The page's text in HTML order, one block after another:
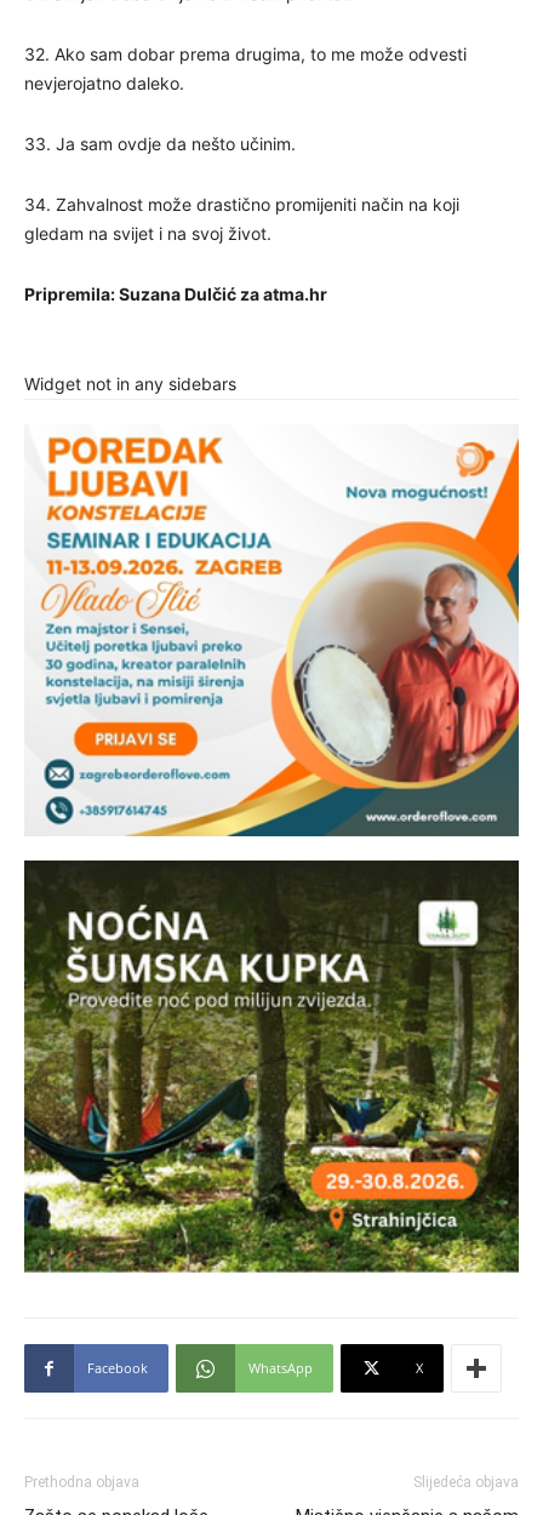
32. Ako sam dobar prema drugima, to me može odvesti
nevjerojatno daleko.
33. Ja sam ovdje da nešto učinim.
34. Zahvalnost može drastično promijeniti način na koji
gledam na svijet i na svoj život.
Pripremila: Suzana Dulčić za atma.hr
Widget not in any sidebars
Facebook WhatsApp X
Prethodna objava Slijedeća objava